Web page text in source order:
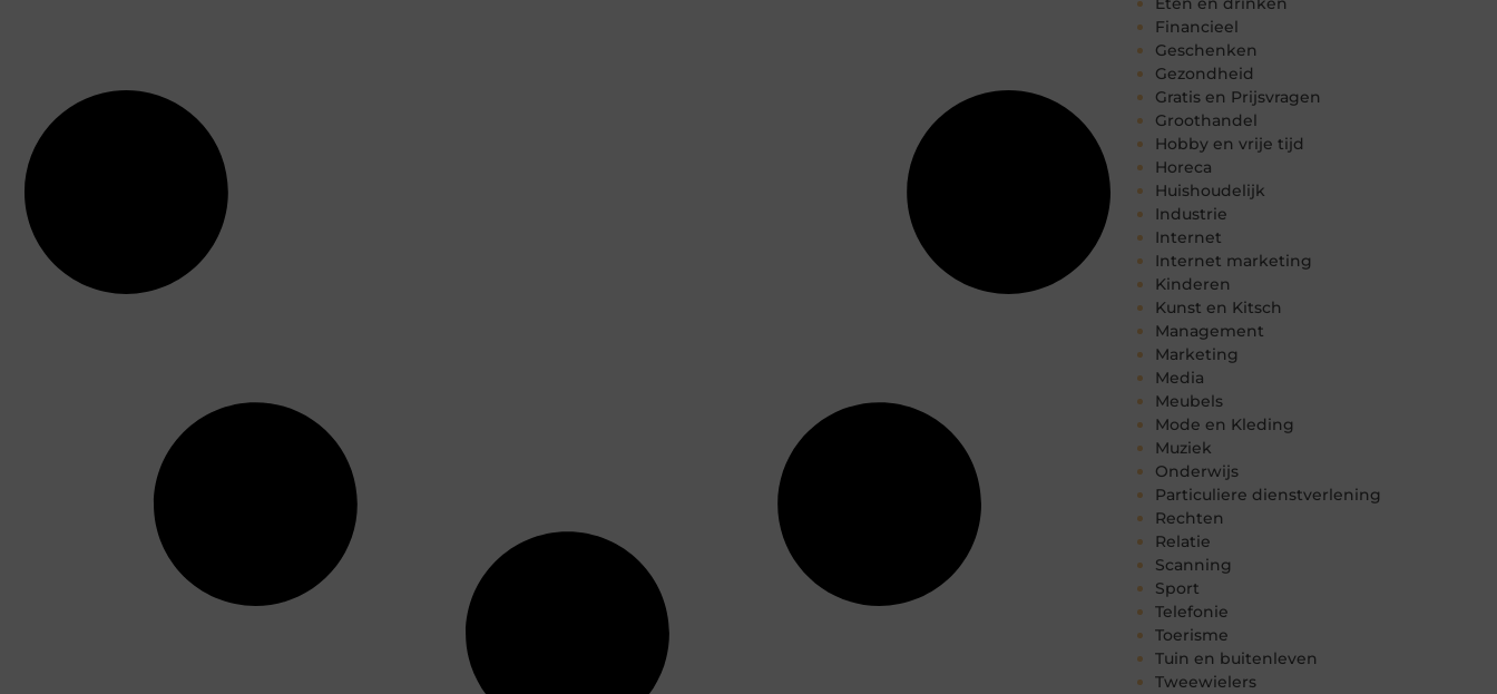
Financieel
Geschenken
Gezondheid
Gratis en Prijsvragen
Groothandel
Hobby en vrije tijd
Horeca
Huishoudelijk
Industrie
Internet
Internet marketing
Kinderen
Kunst en Kitsch
Management
Marketing
Media
Meubels
Mode en Kleding
Muziek
Onderwijs
Particuliere dienstverlening
Rechten
Relatie
Scanning
Sport
Telefonie
Toerisme
Tuin en buitenleven
Tweewielers